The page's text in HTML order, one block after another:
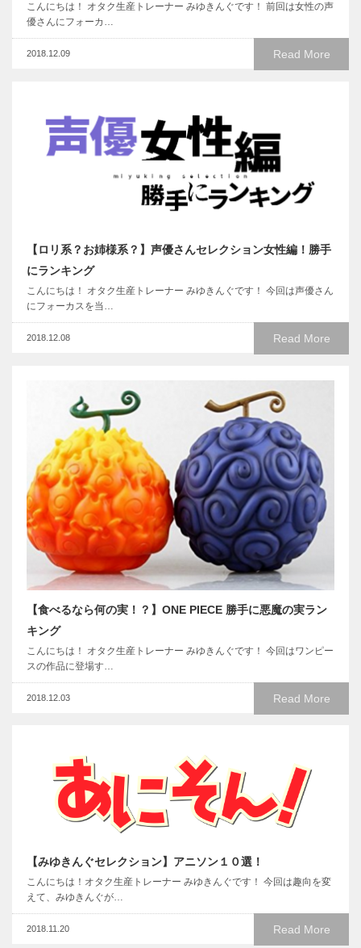
こんにちは！ オタク生産トレーナー みゆきんぐです！ 前回は女性の声
優さんにフォーカ…
Read More
2018.12.09
【ロリ系？お姉様系？】声優さんセレクション女性編！勝手
にランキング
こんにちは！ オタク生産トレーナー みゆきんぐです！ 今回は声優さん
にフォーカスを当…
Read More
2018.12.08
【食べるなら何の実！？】ONE PIECE 勝手に悪魔の実ラン
キング
こんにちは！ オタク生産トレーナー みゆきんぐです！ 今回はワンピー
スの作品に登場す…
Read More
2018.12.03
【みゆきんぐセレクション】アニソン１０選！
こんにちは！オタク生産トレーナー みゆきんぐです！ 今回は趣向を変
えて、みゆきんぐが…
Read More
2018.11.20